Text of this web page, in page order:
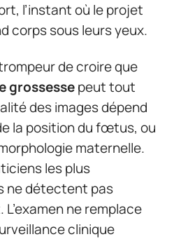
l’instant où le projet
corps sous leurs yeux.
de croire que
grossessepeut tout
des images dépend
la position du fœtus, ou
maternelle.
les plus
ne détectent pas
ne remplace
clinique